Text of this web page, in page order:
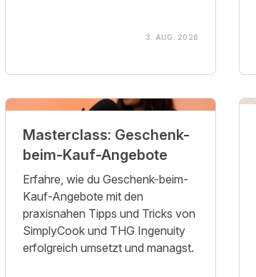
3. AUG. 2026
Masterclass: Geschenk-
beim-Kauf-Angebote
Erfahre, wie du Geschenk-beim-
Kauf-Angebote mit den
praxisnahen Tipps und Tricks von
SimplyCook und THG Ingenuity
erfolgreich umsetzt und managst.